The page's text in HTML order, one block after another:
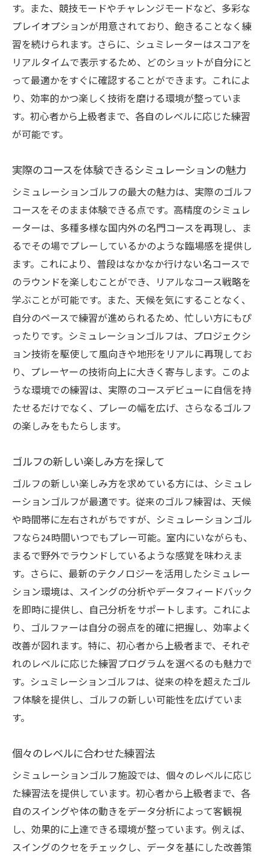
初めての方にも安心のサポート体制
基本から学べるシミュレーションゴルフ
初心者におすすめの練習メニュー
自信を持ってゴルフを始める方法
初心者でも楽しめる練習法
プロのフィードバックを活用する
お手頃価格で最新のシュミレーションゴルフ体
コストパフォーマンスが良い理由
価格以上の価値を感じる瞬間
予算に合わせたプランの選択肢
特典満載のシュミレーションゴルフ体験
費用対効果の高いゴルフトレーニング
お得に楽しむゴルフの新しい形
シュミレーションゴルフを活用した効果的なス
イング改善
リアルタイムでのスイング解析
専門家によるスイングチェック
データに基づく練習メニューの調整
フォーム改善に向けた練習法
精密な技術向上を目指して
継続的なスイング改善の方法
快適なプレーを約束するシュミレーションゴル
フ施設の特徴
最新テクノロジーの導入
プライベート空間での集中練習
プレーヤーフレンドリーな施設設計
利用者に優しいサポート体制
様々なニーズに応える充実した設備
快適なゴルフ環境の提供
シュミレーションゴルフで叶える理想のゴルフ
ライフ
シミュレーションでのゴルフライフの可能
性
夢のゴルフライフスタイルを実現
家族や友人と楽しむゴルフの新しい形
長期的なゴルフライフプランの提案
す。また、競技モードやチャレンジモードなど、多彩な
プレイオプションが用意されており、飽きることなく練
習を続けられます。さらに、シュミレーターはスコアを
リアルタイムで表示するため、どのショットが自分にと
って最適かをすぐに確認することができます。これによ
り、効率的かつ楽しく技術を磨ける環境が整っていま
す。初心者から上級者まで、各自のレベルに応じた練習
が可能です。
実際のコースを体験できるシミュレーションの魅力
シミュレーションゴルフの最大の魅力は、実際のゴルフ
コースをそのまま体験できる点です。高精度のシミュレ
ーターは、多種多様な国内外の名門コースを再現し、ま
るでその場でプレーしているかのような臨場感を提供し
ます。これにより、普段はなかなか行けない名コースで
のラウンドを楽しむことができ、リアルなコース戦略を
学ぶことが可能です。また、天候を気にすることなく、
自分のペースで練習が進められるため、忙しい方にもぴ
ったりです。シミュレーションゴルフは、プロジェクシ
ョン技術を駆使して風向きや地形をリアルに再現してお
り、プレーヤーの技術向上に大きく寄与します。このよ
うな環境での練習は、実際のコースデビューに自信を持
たせるだけでなく、プレーの幅を広げ、さらなるゴルフ
の楽しみをもたらします。
ゴルフの新しい楽しみ方を探して
ゴルフの新しい楽しみ方を求めている方には、シミュレ
ーションゴルフが最適です。従来のゴルフ練習は、天候
や時間帯に左右されがちですが、シミュレーションゴル
フなら24時間いつでもプレー可能。室内にいながらも、
まるで野外でラウンドしているような感覚を味わえま
す。さらに、最新のテクノロジーを活用したシミュレー
ション環境は、スイングの分析やデータフィードバック
を即時に提供し、自己分析をサポートします。これによ
り、ゴルファーは自分の弱点を的確に把握し、効率よく
改善が図れます。特に、初心者から上級者まで、それぞ
れのレベルに応じた練習プログラムを選べるのも魅力で
す。シュミレーションゴルフは、従来の枠を超えたゴル
フ体験を提供し、ゴルフの新しい可能性を広げていま
す。
個々のレベルに合わせた練習法
シミュレーションゴルフ施設では、個々のレベルに応じ
た練習法を提供しています。初心者から上級者まで、各
自のスイングや体の動きをデータ分析によって客観視
し、効果的に上達できる環境が整っています。例えば、
スイングのクセをチェックし、データを基にした改善策